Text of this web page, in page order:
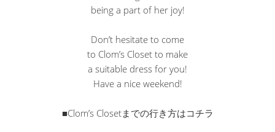
being a part of her joy!
Don’t hesitate to come
to Clom’s Closet to make
a suitable dress for you!
Have a nice weekend!
■Clom’s Closetまでの行き方はコチラ